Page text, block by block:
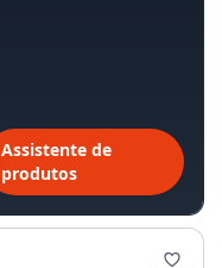
Assistente de
produtos